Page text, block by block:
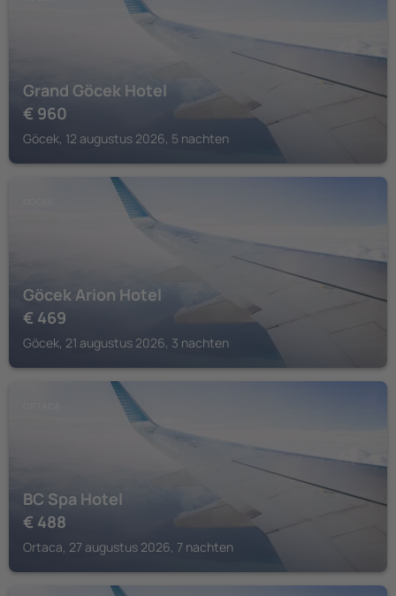
Grand Göcek Hotel
€ 960
Göcek, 12 augustus 2026, 5 nachten
Göcek Arion Hotel
€ 469
Göcek, 21 augustus 2026, 3 nachten
BC Spa Hotel
€ 488
Ortaca, 27 augustus 2026, 7 nachten